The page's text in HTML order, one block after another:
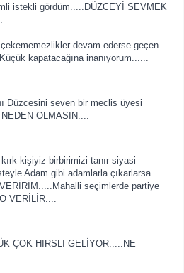
istekli gördüm.....DÜZCEYİ SEVMEK
devam ederse geçen
kapatacağına inanıyorum......
Düzcesini seven bir meclis üyesi
OLMASIN....
kişiyiz birbirimizi tanır siyasi
Adam gibi adamlarla çıkarlarsa
seçimlerde partiye
VERİLİR....
ÇOK HIRSLI GELİYOR.....NE